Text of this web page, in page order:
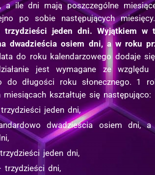
ile dni mają poszczególne
po sobie następujących
trzydzieści jeden dni. Wyjątkiem
dwadzieścia osiem dni, a w roku
do roku kalendarzowego dodaje
jest wymagane ze
do długości roku słonecznego.
miesiącach kształtuje się następująco:
jeden dni,
dwadzieścia osiem dni,
jeden dni,
trzydzieści dni,